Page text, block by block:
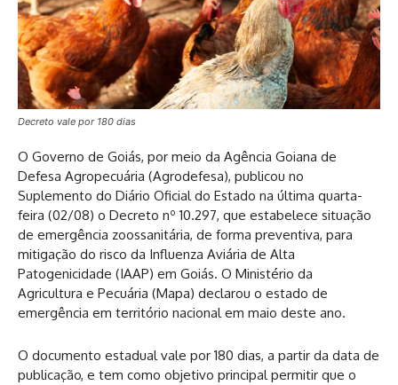
Decreto vale por 180 dias
O Governo de Goiás, por meio da Agência Goiana de
Defesa Agropecuária (Agrodefesa), publicou no
Suplemento do Diário Oficial do Estado na última quarta-
feira (02/08) o Decreto nº 10.297, que estabelece situação
de emergência zoossanitária, de forma preventiva, para
mitigação do risco da Influenza Aviária de Alta
Patogenicidade (IAAP) em Goiás. O Ministério da
Agricultura e Pecuária (Mapa) declarou o estado de
emergência em território nacional em maio deste ano.
O documento estadual vale por 180 dias, a partir da data de
publicação, e tem como objetivo principal permitir que o